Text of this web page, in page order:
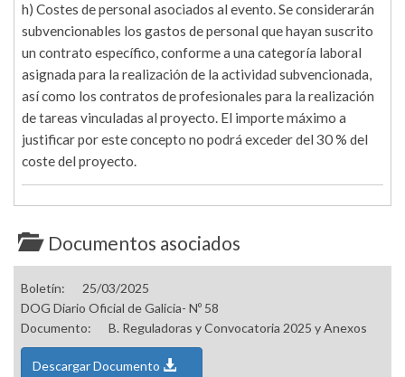
h) Costes de personal asociados al evento. Se considerarán
subvencionables los gastos de personal que hayan suscrito
un contrato específico, conforme a una categoría laboral
asignada para la realización de la actividad subvencionada,
así como los contratos de profesionales para la realización
de tareas vinculadas al proyecto. El importe máximo a
justificar por este concepto no podrá exceder del 30 % del
coste del proyecto.
Documentos asociados
Boletín:
25/03/2025
DOG Diario Oficial de Galicia- Nº 58
Documento:
B. Reguladoras y Convocatoria 2025 y Anexos
Descargar Documento